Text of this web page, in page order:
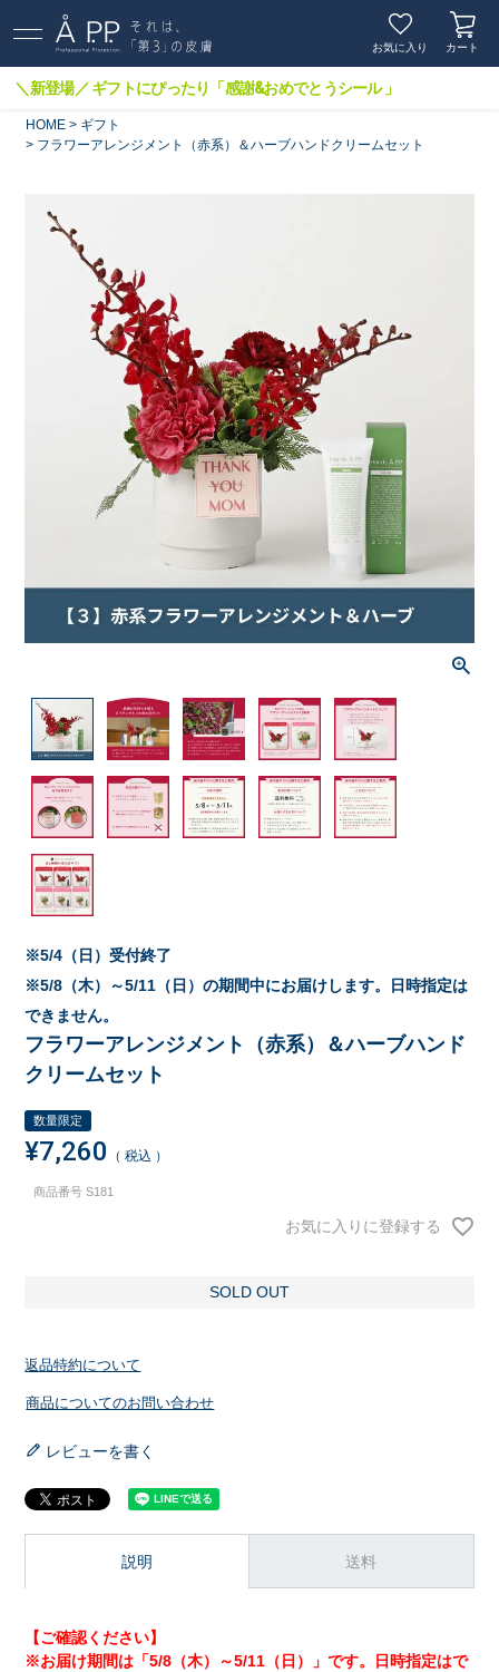
お気に入り カート
＼新登場／ ギフトにぴったり「感謝&おめでとうシール 」
HOME
ギフト
フラワーアレンジメント（赤系）＆ハーブハンドクリームセット
※5/4（日）受付終了
※5/8（木）～5/11（日）の期間中にお届けします。日時指定は
できません。
フラワーアレンジメント（赤系）＆ハーブハンド
クリームセット
数量限定
¥7,260 税込
商品番号 S181
お気に入りに登録する
SOLD OUT
返品特約について
商品についてのお問い合わせ
レビューを書く
説明 送料
【ご確認ください】
※お届け期間は「5/8（木）～5/11（日）」です。日時指定はで